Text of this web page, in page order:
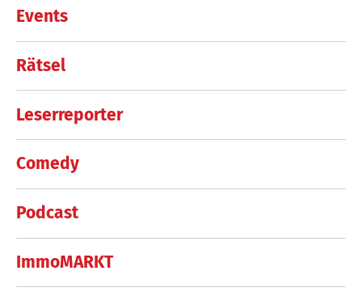
Events
Rätsel
Leserreporter
Comedy
Podcast
ImmoMARKT